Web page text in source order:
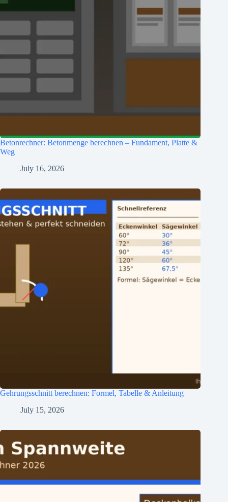
Betonrechner: Betonmenge berechnen – Fundament, Platte &
Weg
July 16, 2026
Gehrungsschnitt berechnen: Formel, Tabelle & Anleitung
July 15, 2026